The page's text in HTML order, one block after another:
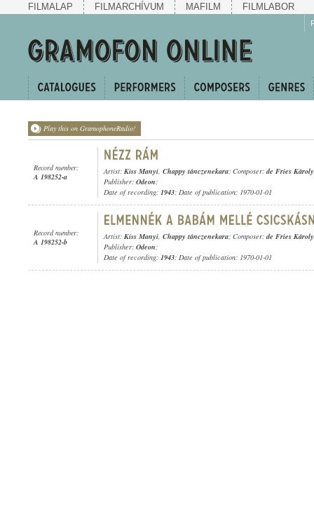
FILMALAP FILMARCHÍVUM MAFILM FILMLABOR
Play this on GramophoneRadio!
Record number:
A 198252-a
Artist: Kiss Manyi, Chappy tánczenekara; Composer:de Fries Károly
Publisher: Odeon;
Date of recording: 1943; Date of publication: 1970-01-01
Record number:
A 198252-b
Artist: Kiss Manyi, Chappy tánczenekara; Composer:de Fries Károly
Publisher: Odeon;
Date of recording: 1943; Date of publication: 1970-01-01